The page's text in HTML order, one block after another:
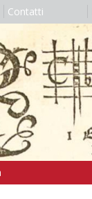
Contatti